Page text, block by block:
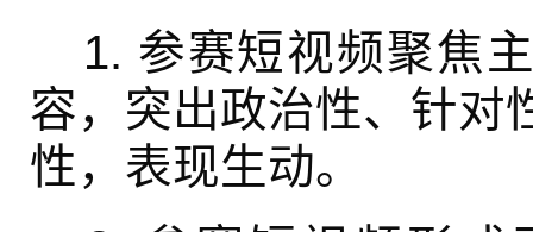
1. 参赛短视频聚焦
容，突出政治性、针对
性，表现生动。